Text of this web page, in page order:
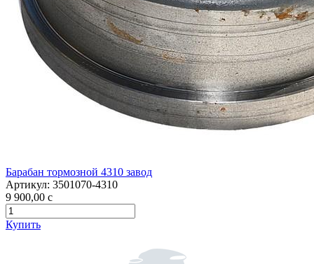
Барабан тормозной 4310 завод
Артикул: 3501070-4310
9 900,00 c
Купить